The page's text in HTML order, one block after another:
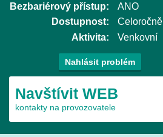
Bezbariérový přístup:
ANO
Dostupnost:
Celoročně
Aktivita:
Venkovní
Nahlásit problém
Navštívit WEB
kontakty na provozovatele